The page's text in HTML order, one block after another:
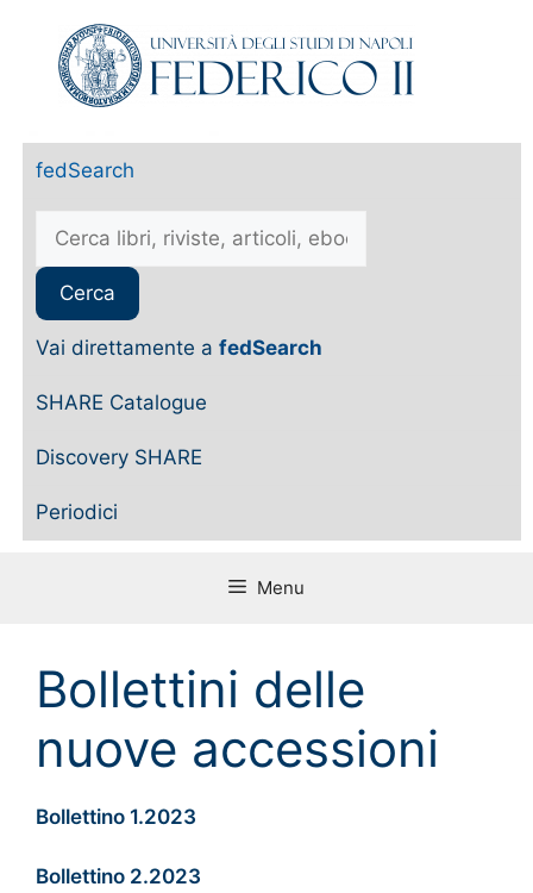
fedSearch
Vai direttamente a fedSearch
SHARE Catalogue
Discovery SHARE
Periodici
Menu
Bollettini delle
nuove accessioni
Bollettino 1.2023
Bollettino 2.2023